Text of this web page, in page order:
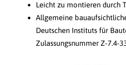
Leicht zu montieren durch
Allgemeine
Deutschen Instituts für
Zulassungsnummer Z-7.4-